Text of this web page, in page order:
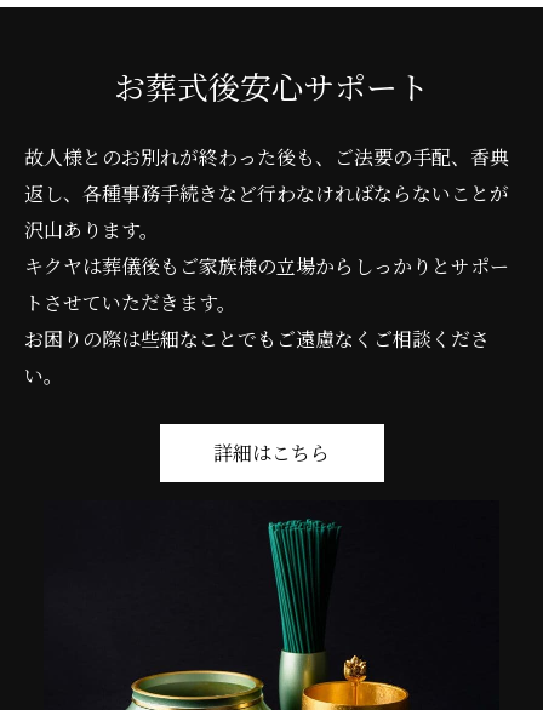
お葬式後安心サポート
故人様とのお別れが終わった後も、ご法要の手配、香典
返し、各種事務手続きなど行わなければならないことが
沢山あります。
キクヤは葬儀後もご家族様の立場からしっかりとサポー
トさせていただきます。
お困りの際は些細なことでもご遠慮なくご相談くださ
い。
詳細はこちら